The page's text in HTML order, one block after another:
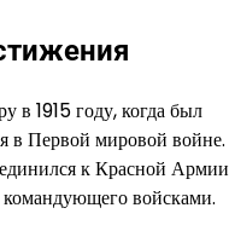
в 1915 году, когда был
в Первой мировой войне.
к Красной Армии
войсками.